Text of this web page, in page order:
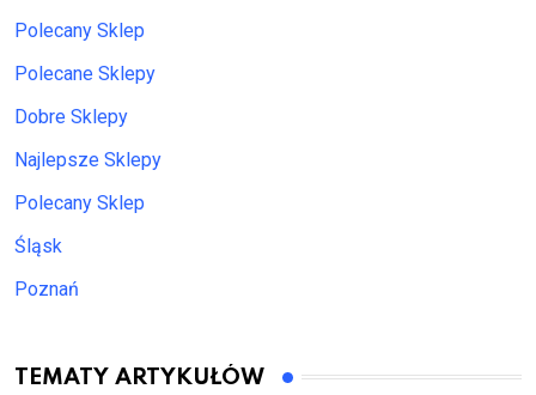
Polecany Sklep
Polecane Sklepy
Dobre Sklepy
Najlepsze Sklepy
Polecany Sklep
Śląsk
Poznań
TEMATY ARTYKUŁÓW